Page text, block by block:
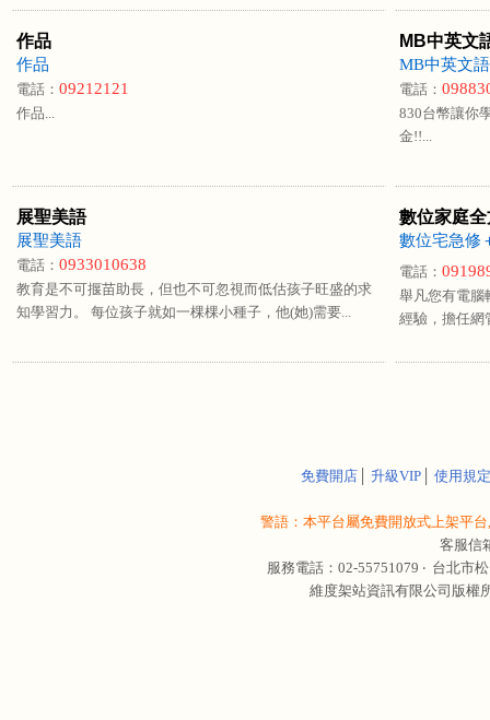
作品
作品
電話： 09212121
作品...
MB中英文
MB中英文
電話：
830台幣讓你
金!!...
展聖美語
展聖美語
電話： 0933010638
教育是不可揠苗助長，但也不可忽視而低估孩子旺盛的求
知學習力。 每位孩子就如一棵棵小種子，他(她)需要...
數位家庭
數位宅急修
電話：
舉凡您有電腦
經驗，擔任網
免費開店│ 升級VIP│ 使用規定
警語：本平台屬免費開放式上架平
客服信
服務電話：02-55751079 ‧ 台北市
維度架站資訊有限公司版權